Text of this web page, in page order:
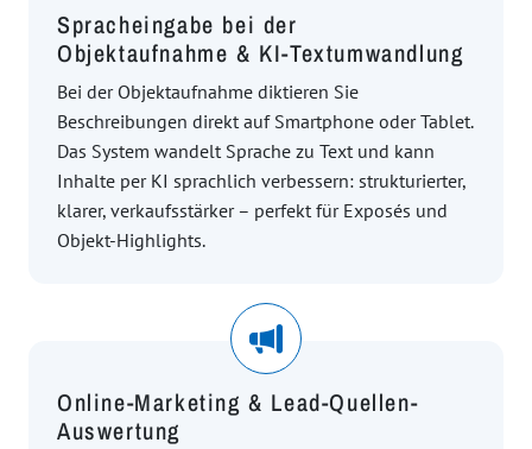
Spracheingabe bei der
Objektaufnahme & KI-Textumwandlung
Bei der Objektaufnahme diktieren Sie
Beschreibungen direkt auf Smartphone oder Tablet.
Das System wandelt Sprache zu Text und kann
Inhalte per KI sprachlich verbessern: strukturierter,
klarer, verkaufsstärker – perfekt für Exposés und
Objekt-Highlights.
Online-Marketing & Lead-Quellen-
Auswertung